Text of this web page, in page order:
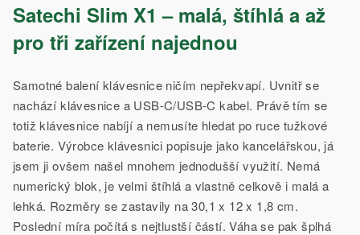
Satechi Slim X1 – malá, štíhlá a až
pro tři zařízení najednou
Samotné balení klávesnice ničím nepřekvapí. Uvnitř se
nachází klávesnice a USB-C/USB-C kabel. Právě tím se
totiž klávesnice nabíjí a nemusíte hledat po ruce tužkové
baterie. Výrobce klávesnici popisuje jako kancelářskou, já
jsem ji ovšem našel mnohem jednodušší využití. Nemá
numerický blok, je velmi štíhlá a vlastně celkově i malá a
lehká. Rozměry se zastavily na 30,1 x 12 x 1,8 cm.
Poslední míra počítá s nejtlustší částí. Váha se pak šplhá